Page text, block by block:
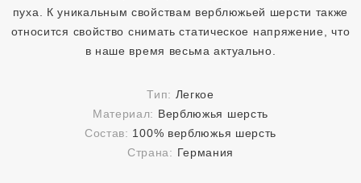
пуха. К уникальным свойствам верблюжьей шерсти также
относится свойство снимать статическое напряжение, что
в наше время весьма актуально.
Тип: Легкое
Материал: Верблюжья шерсть
Состав: 100% верблюжья шерсть
Страна: Германия